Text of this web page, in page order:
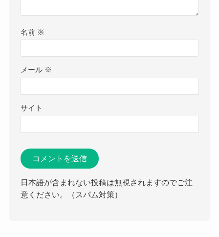
名前 ※
メール ※
サイト
日本語が含まれない投稿は無視されますのでご注
意ください。（スパム対策）